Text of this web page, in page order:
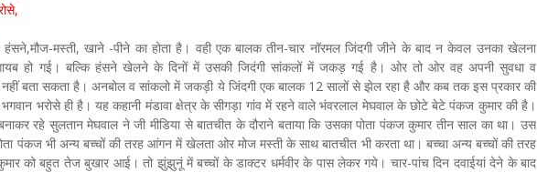
मस्ती, खाने -पीने का होता है। वही एक बालक तीन-चार नॉरमल जिंदगी जीने के बाद न केवल उनका खेलना
हो गई। बल्कि हंसने खेलने के दिनों में उसकी जिदंगी सांकलों में जकड़ गई है। ओर तो ओर वह अपनी सुवधा व
नहीं बता सकता है। अनबोल व सांकलो में जकड़ी ये जिंदगी एक बालक 12 सालों से झेल रहा है और कब तक इस प्रकार की
भरोसे ही है। यह कहानी मंडावा क्षेत्र के सीगड़ा गांव में रहने वाले भंवरलाल मेघवाल के छोटे बेटे पंकज कुमार की है।
रहे सुलतान मेघवाल ने जी मीडिया से बातचीत के दौराने बताया कि उसका पोता पंकज कुमार तीन साल का था। उस
पंकज भी अन्य बच्चों की तरह आंगन में खेलता ओर मोज मस्ती के साथ बातचीत भी करता था। बच्चा अन्य बच्चों की तरह
को बहुत तेज बुखार आई। तो झुंझुनूं में बच्चों के डाक्टर धर्मवीर के पास लेकर गये। चार-पांच दिन दवाईयां देने के बाद